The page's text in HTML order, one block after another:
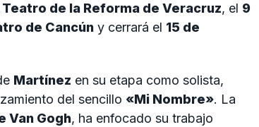
Teatro de la Reforma de Veracruz, el 9
de Cancún y cerrará el 15 de
Martínez en su etapa como solista,
del sencillo «Mi Nombre». La
Van Gogh, ha enfocado su trabajo